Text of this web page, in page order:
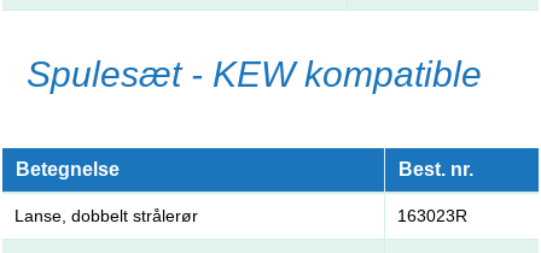
Spulesæt - KEW kompatible
Betegnelse Best. nr.
Lanse, dobbelt strålerør 163023R